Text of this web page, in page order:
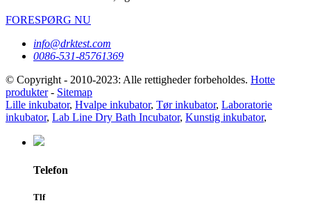
FORESPØRG NU
info@drktest.com
0086-531-85761369
© Copyright - 2010-2023: Alle rettigheder forbeholdes. Hotte
produkter- Sitemap
Lille inkubator, Hvalpe inkubator, Tør inkubator, Laboratorie
inkubator, Lab Line Dry Bath Incubator, Kunstig inkubator,
Telefon
Tlf